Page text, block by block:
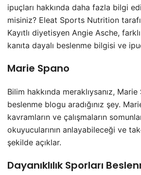
ipuçları hakkında daha fazla bilgi
misiniz? Eleat Sports Nutrition
Kayıtlı diyetisyen Angie Asche,
kanıta dayalı beslenme bilgisi ve
Marie Spano
Bilim hakkında meraklıysanız, Marie
beslenme blogu aradığınız şey.
kavramların ve çalışmaların
okuyucularının anlayabileceği ve
şekilde açıklar.
Dayanıklılık Sporları